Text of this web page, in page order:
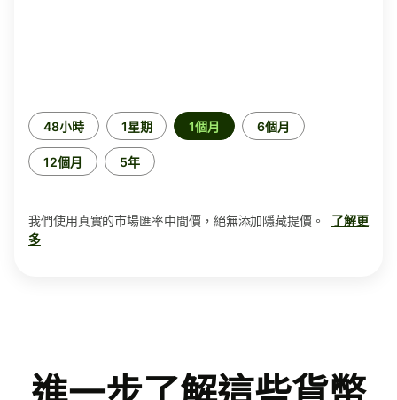
時
段
48小時 1星期 1個月 6個月
12個月 5年
我們使用真實的市場匯率中間價，絕無添加隱藏提價。
了解更
多